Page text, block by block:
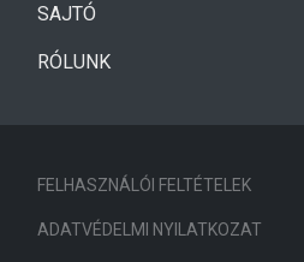
SAJTÓ
RÓLUNK
FELHASZNÁLÓI FELTÉTELEK
ADATVÉDELMI NYILATKOZAT